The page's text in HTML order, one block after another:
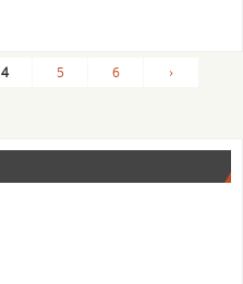
4 5 6
›